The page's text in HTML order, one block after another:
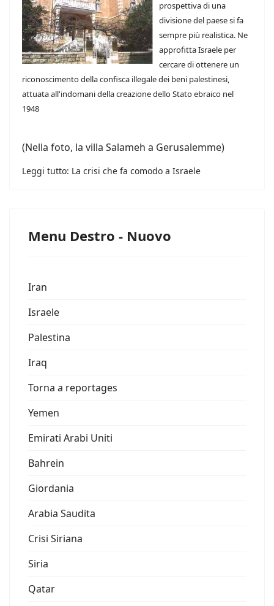
prospettiva di una
divisione del paese si fa
sempre più realistica. Ne
approfitta Israele per
cercare di ottenere un
riconoscimento della confisca illegale dei beni palestinesi,
attuata all'indomani della creazione dello Stato ebraico nel
1948
(Nella foto, la villa Salameh a Gerusalemme)
Leggi tutto: La crisi che fa comodo a Israele
Menu Destro - Nuovo
Iran
Israele
Palestina
Iraq
Torna a reportages
Yemen
Emirati Arabi Uniti
Bahrein
Giordania
Arabia Saudita
Crisi Siriana
Siria
Qatar